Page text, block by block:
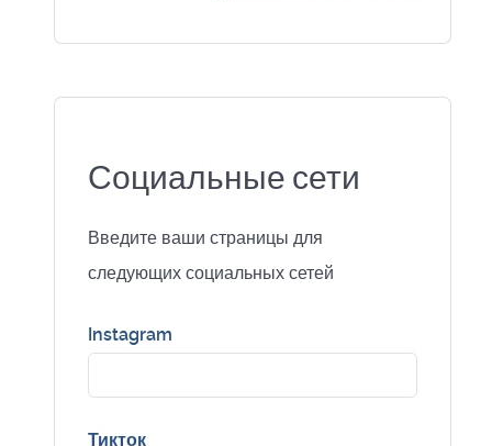
Социальные сети
Введите ваши страницы для
следующих социальных сетей
Instagram
Тикток